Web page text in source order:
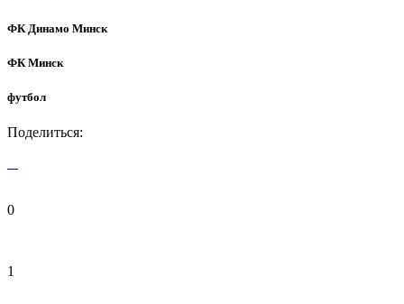
ФК Динамо Минск
ФК Минск
футбол
Поделиться:
0
1